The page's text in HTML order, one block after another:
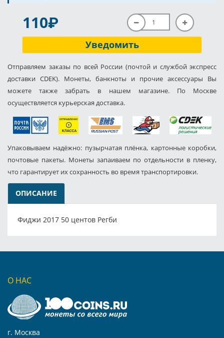
110P
Уведомить
Отправляем заказы по всей России (почтой и службой экспресс
доставки CDEK). Монеты, банкноты и прочие аксессуары Вы
можете также забрать в нашем магазине. По Москве
осуществляется курьерская доставка.
Упаковываем надёжно: пузырчатая плёнка, картонные коробки,
почтовые пакеты. Монеты запаиваем по отдельности в пленку,
что гарантирует их сохранность во время транспортировки.
ОПИСАНИЕ
Фиджи 2017 50 центов Регби
О НАС
г. Москва